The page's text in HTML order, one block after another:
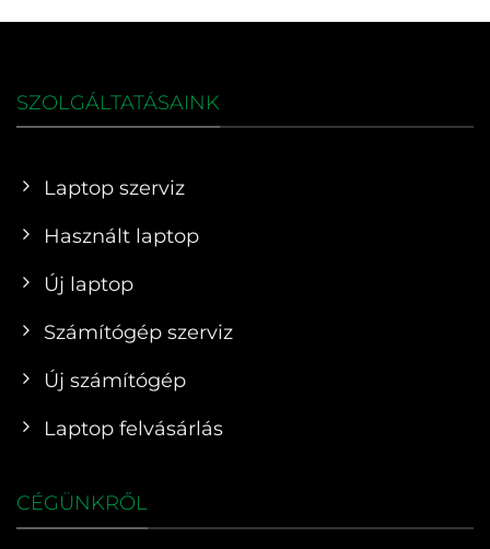
SZOLGÁLTATÁSAINK
Laptop szerviz
Használt laptop
Új laptop
Számítógép szerviz
Új számítógép
Laptop felvásárlás
CÉGÜNKRŐL